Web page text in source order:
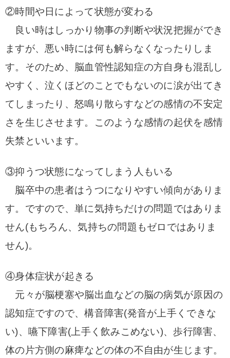
②時間や日によって状態が変わる
良い時はしっかり物事の判断や状況把握ができ
ますが、悪い時には何も解らなくなったりしま
す。 そのため、脳血管性認知症の方自身も混乱し
やすく、泣くほどのことでもないのに涙が出てき
てしまったり、怒鳴り散らすなどの感情の不安定
さを生じさせます。
このような感情の起伏を感情
失禁といいます。
③抑うつ状態になってしまう人もいる
脳卒中の患者はうつになりやすい傾向がありま
す。ですので、単に気持ちだけの問題ではありま
せん(もちろん、気持ちの問題もゼロではありま
せん)。
④身体症状が起きる
元々が脳梗塞や脳出血などの脳の病気が原因の
認知症ですので、構音障害(発音が上手くできな
い)、嚥下障害(上手く飲みこめない)、歩行障害、
体の片方側の麻痺などの体の不自由が生じます。